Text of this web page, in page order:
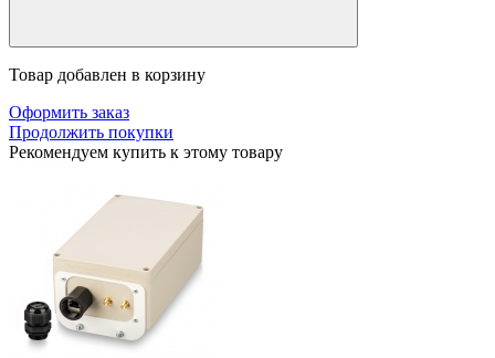
Товар добавлен в корзину
Оформить заказ
Продолжить покупки
Рекомендуем купить к этому товару